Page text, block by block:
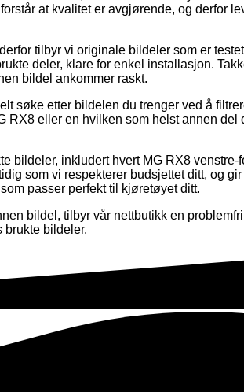
at kvalitet er avgjørende, og derfor
tilbyr vi originale bildeler som er
deler, klare for enkel installasjon.
bildel ankommer raskt.
søke etter bildelen du trenger ved å
eller en hvilken som helst annen
bildeler, inkludert hvert MG RX8
som vi respekterer budsjettet ditt, og
passer perfekt til kjøretøyet ditt.
bildel, tilbyr vår nettbutikk en
brukte bildeler.